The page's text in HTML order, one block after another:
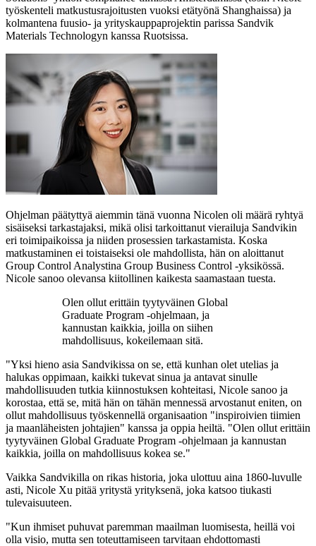
työskenteli matkustusrajoitusten vuoksi etätyönä Shanghaissa) ja
kolmantena fuusio- ja yrityskauppaprojektin parissa Sandvik
Materials Technologyn kanssa Ruotsissa.
Ohjelman päätyttyä aiemmin tänä vuonna Nicolen oli määrä ryhtyä
sisäiseksi tarkastajaksi, mikä olisi tarkoittanut vierailuja Sandvikin
eri toimipaikoissa ja niiden prosessien tarkastamista. Koska
matkustaminen ei toistaiseksi ole mahdollista, hän on aloittanut
Group Control Analystina Group Business Control -yksikössä.
Nicole sanoo olevansa kiitollinen kaikesta saamastaan tuesta.
Olen ollut erittäin tyytyväinen Global
Graduate Program -ohjelmaan, ja
kannustan kaikkia, joilla on siihen
mahdollisuus, kokeilemaan sitä.
"Yksi hieno asia Sandvikissa on se, että kunhan olet utelias ja
halukas oppimaan, kaikki tukevat sinua ja antavat sinulle
mahdollisuuden tutkia kiinnostuksen kohteitasi, Nicole sanoo ja
korostaa, että se, mitä hän on tähän mennessä arvostanut eniten, on
ollut mahdollisuus työskennellä organisaation "inspiroivien tiimien
ja maanläheisten johtajien" kanssa ja oppia heiltä. "Olen ollut erittäin
tyytyväinen Global Graduate Program -ohjelmaan ja kannustan
kaikkia, joilla on mahdollisuus kokea se."
Vaikka Sandvikilla on rikas historia, joka ulottuu aina 1860-luvulle
asti, Nicole Xu pitää yritystä yrityksenä, joka katsoo tiukasti
tulevaisuuteen.
"Kun ihmiset puhuvat paremman maailman luomisesta, heillä voi
olla visio, mutta sen toteuttamiseen tarvitaan ehdottomasti